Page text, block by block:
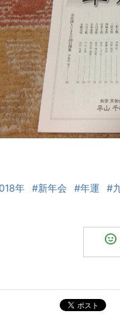
年 #新年会 #年運 #
ポスト